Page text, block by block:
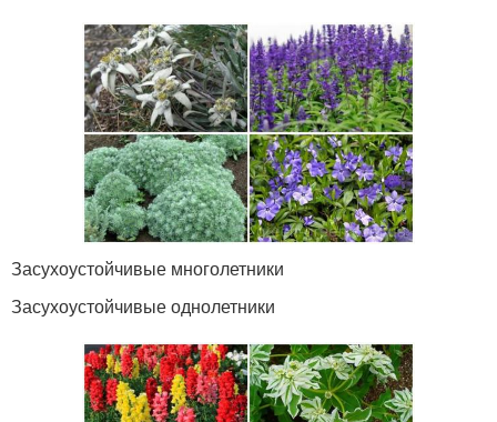
Засухоустойчивые многолетники
Засухоустойчивые однолетники